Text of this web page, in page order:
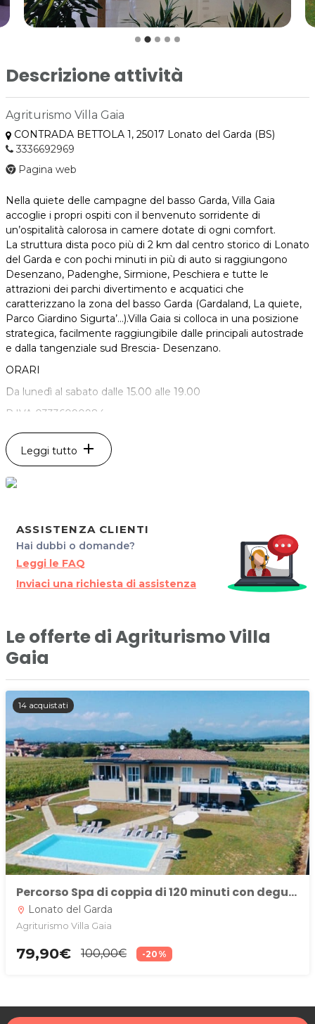
Descrizione attività
Agriturismo Villa Gaia
CONTRADA BETTOLA 1, 25017 Lonato del Garda (BS)
3336692969
Pagina web
Nella quiete delle campagne del basso Garda, Villa Gaia
accoglie i propri ospiti con il benvenuto sorridente di
un’ospitalità calorosa in camere dotate di ogni comfort.
La struttura dista poco più di 2 km dal centro storico di Lonato
del Garda e con pochi minuti in più di auto si raggiungono
Desenzano, Padenghe, Sirmione, Peschiera e tutte le
attrazioni dei parchi divertimento e acquatici che
caratterizzano la zona del basso Garda (Gardaland, La quiete,
Parco Giardino Sigurta’…).Villa Gaia si colloca in una posizione
strategica, facilmente raggiungibile dalle principali autostrade
e dalla tangenziale sud Brescia- Desenzano.
ORARI
Da lunedì al sabato dalle 15.00 alle 19.00
P.IVA 03336090984
Per ulteriori informazioni sull'offerta o sulle modalità di
acquisto scrivi a posta@sharinapp.com.
Leggi tutto add
ASSISTENZA CLIENTI
Hai dubbi o domande?
Leggi le FAQ
Inviaci una richiesta di assistenza
Le offerte di Agriturismo Villa
Gaia
14 acquistati
Percorso Spa di coppia di 120 minuti con degustazione di prodotti a km 0 e vino
location_on Lonato del Garda
Agriturismo Villa Gaia
79,90€ 100,00€ -20%